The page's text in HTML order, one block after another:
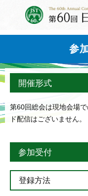
参
開催形式
第60回総会は現地会場
ド配信はございません。
参加受付
登録方法